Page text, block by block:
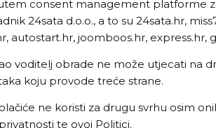
consent management platforme
24sata d.o.o., a to su 24sata.hr,
autostart.hr, joomboos.hr, express.hr,
voditelj obrade ne može utjecati na
koju provode treće strane.
ne koristi za drugu svrhu osim
te ovoj Politici.